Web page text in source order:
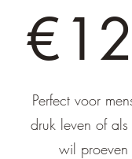
€
Perfect voor
druk leven of
wil